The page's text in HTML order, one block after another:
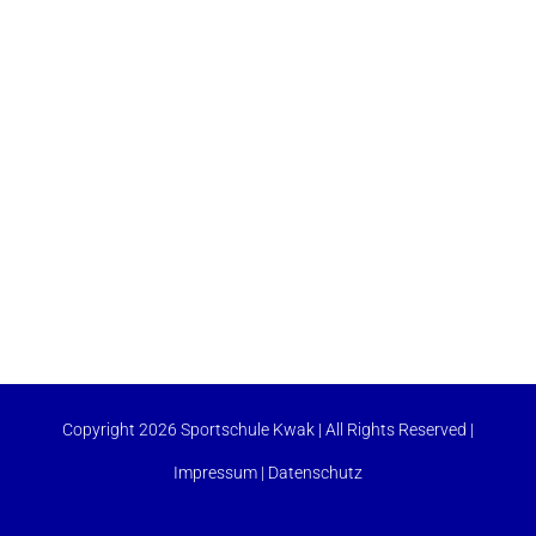
Copyright 2026 Sportschule Kwak | All Rights Reserved |
Impressum | Datenschutz